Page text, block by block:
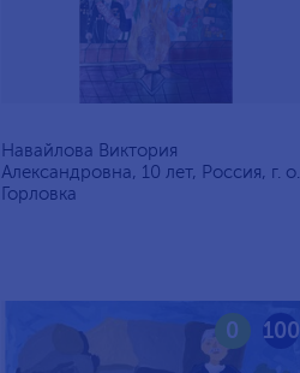
Навайлова Виктория
Александровна, 10 лет, Россия, г. о.
Горловка
100
0